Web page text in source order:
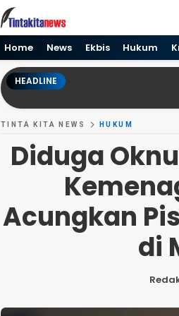
Tinta kita News
Informasi Terkini
Home News Ekbis Hukum
HEADLINE
TINTA KITA NEWS HUKUM
Diduga
Acungkan
di